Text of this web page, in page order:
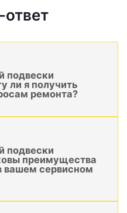
подвески
ли я получить
ремонта?
подвески
преимущества
вашем сервисном